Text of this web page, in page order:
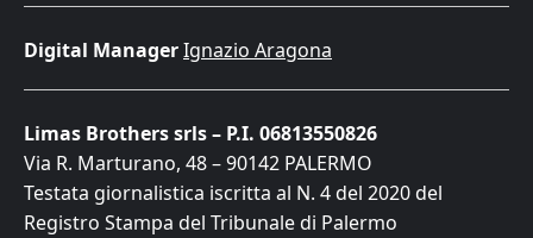
Digital ManagerIgnazio Aragona
Limas Brothers srls – P.I. 06813550826
Via R. Marturano, 48 – 90142 PALERMO
Testata giornalistica iscritta al N. 4 del 2020 del
Registro Stampa del Tribunale di Palermo